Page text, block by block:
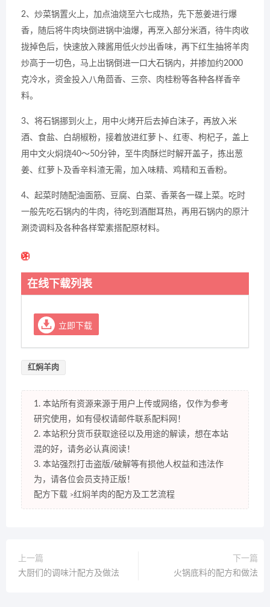
2、炒菜锅置火上，加点油烧至六七成热，先下葱姜进行爆
香，随后将牛肉块倒进锅中油爆，再烹入部分米酒，待牛肉收
拢掉色后，快速放入辣酱用低火炒出香味，再下红生抽将羊肉
炒高于一切色，马上出锅倒进一口大石锅内，并掺加约2000
克冷水，资金投入八角茴香、三奈、肉桂粉等各种各样香辛
料。
3、将石锅挪到火上，用中火烤开后去掉白沫子，再放入米
酒、食盐、白胡椒粉，接着放进红萝卜、红枣、枸杞子，盖上
用中文火焖烧40～50分钟，至牛肉酥烂时解开盖子，拣出葱
姜、红萝卜及香辛料渣无需，加入味精、鸡精和五香粉。
4、起菜时随配油面筋、豆腐、白菜、香莱各一碟上菜。吃时
一般先吃石锅内的牛肉，待吃到酒酣耳热，再用石锅内的原汁
涮烫调料及各种各样荤素搭配原材料。
在线下载列表
立即下载
红焖羊肉
1. 本站所有资源来源于用户上传或网络，仅作为参考
研究使用，如有侵权请邮件联系配料网！
2. 本站积分货币获取途径以及用途的解读，想在本站
混的好，请务必认真阅读！
3. 本站强烈打击盗版/破解等有损他人权益和违法作
为，请各位会员支持正版！
配方下载 >红焖羊肉的配方及工艺流程
上一篇
大厨们的调味汁配方及做法
下一篇
火锅底料的配方和做法